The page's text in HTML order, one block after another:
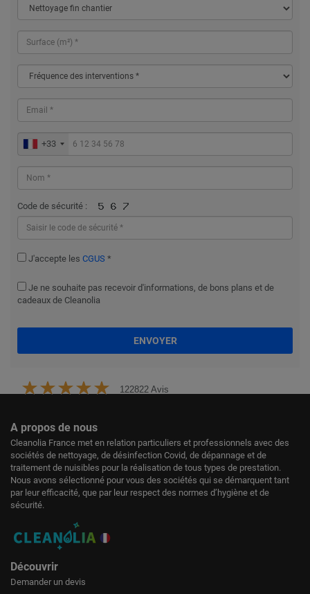
+33
Code de sécurité :
J'accepte les CGUS *
Je ne souhaite pas recevoir d'informations, de bons plans et de
cadeaux de Cleanolia
ENVOYER
122822 Avis
A propos de nous
Cleanolia France met en relation particuliers et professionnels avec des
sociétés de nettoyage, de désinfection Covid, de dépannage et de
traitement de nuisibles pour la réalisation de tous types de prestation.
Nous avons sélectionné pour vous des sociétés qui se démarquent tant
par leur efficacité, que par leur respect des normes d’hygiène et de
sécurité.
Découvrir
Demander un devis